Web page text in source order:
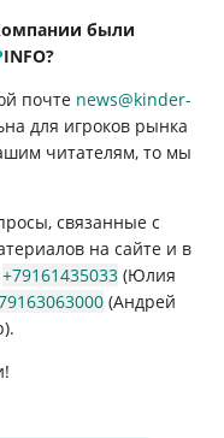
были
INFO?
почте news@kinder-
для игроков рынка
читателям, то мы
связанные с
на сайте и в
+79161435033 (Юлия
(Андрей